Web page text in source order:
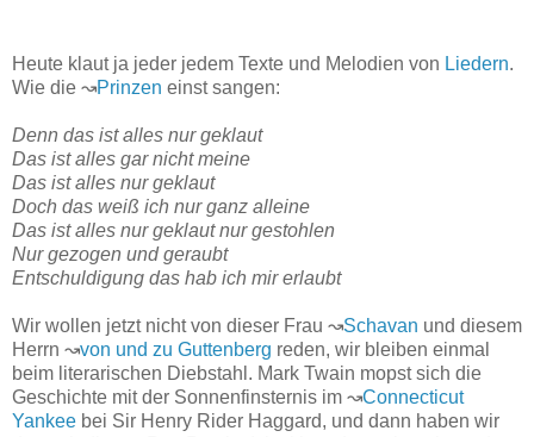
Heute klaut ja jeder jedem Texte und Melodien von Liedern.
Wie die ↝Prinzen einst sangen:
Denn das ist alles nur geklaut
Das ist alles gar nicht meine
Das ist alles nur geklaut
Doch das weiß ich nur ganz alleine
Das ist alles nur geklaut nur gestohlen
Nur gezogen und geraubt
Entschuldigung das hab ich mir erlaubt
Wir wollen jetzt nicht von dieser Frau ↝Schavan und diesem
Herrn ↝von und zu Guttenberg reden, wir bleiben einmal
beim literarischen Diebstahl. Mark Twain mopst sich die
Geschichte mit der Sonnenfinsternis im ↝Connecticut
Yankee bei Sir Henry Rider Haggard, und dann haben wir